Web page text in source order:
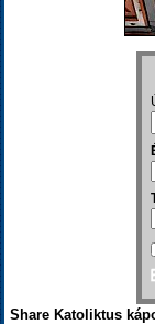
Share Katoliktus